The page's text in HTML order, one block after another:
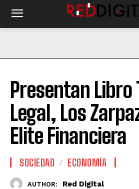
Presentan Libro
Legal, Los
Elite Financiera
SOCIEDAD ECONOMÍA
AUTHOR: Red Digital